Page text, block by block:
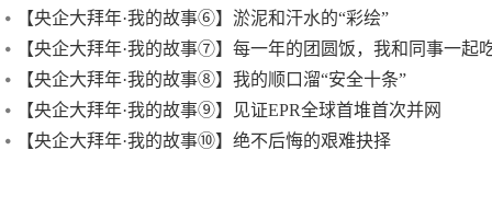
【央企大拜年·我的故事⑥】淤泥和汗水的“彩绘”
【央企大拜年·我的故事⑦】每一年的团圆饭，我和同事一起
【央企大拜年·我的故事⑧】我的顺口溜“安全十条”
【央企大拜年·我的故事⑨】见证EPR全球首堆首次并网
【央企大拜年·我的故事⑩】绝不后悔的艰难抉择